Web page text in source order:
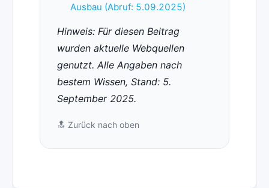
Ausbau (Abruf: 5.09.2025)
Hinweis: Für diesen Beitrag
wurden aktuelle Webquellen
genutzt. Alle Angaben nach
bestem Wissen, Stand: 5.
September 2025.
🔝 Zurück nach oben